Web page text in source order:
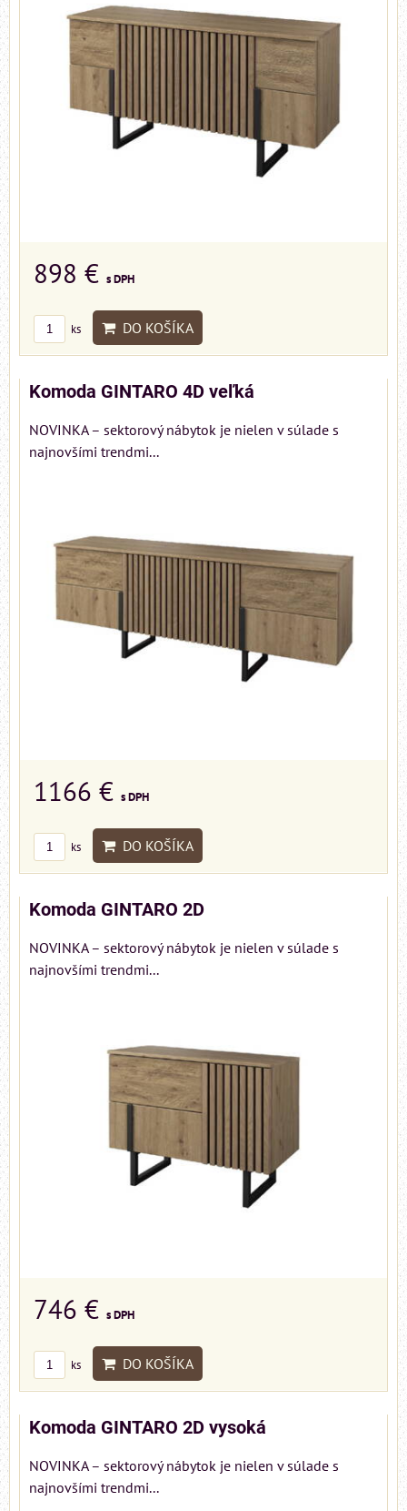
898 € s DPH
ks DO KOŠÍKA
Komoda GINTARO 4D veľká
NOVINKA – sektorový nábytok je nielen v súlade s
najnovšími trendmi...
1166 € s DPH
ks DO KOŠÍKA
Komoda GINTARO 2D
NOVINKA – sektorový nábytok je nielen v súlade s
najnovšími trendmi...
746 € s DPH
ks DO KOŠÍKA
Komoda GINTARO 2D vysoká
NOVINKA – sektorový nábytok je nielen v súlade s
najnovšími trendmi...